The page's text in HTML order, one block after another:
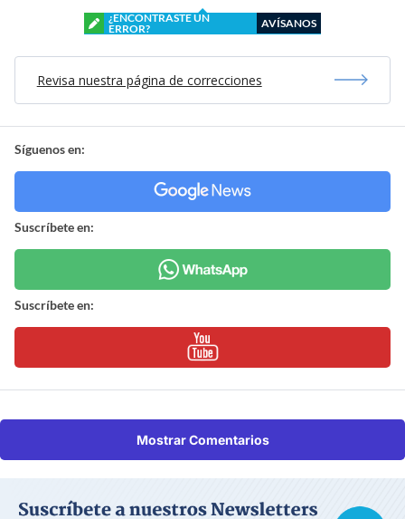
¿ENCONTRASTE UN
ERROR?
AVÍSANOS
Revisa nuestra página de correcciones
Síguenos en:
Suscríbete en:
Suscríbete en:
Mostrar Comentarios